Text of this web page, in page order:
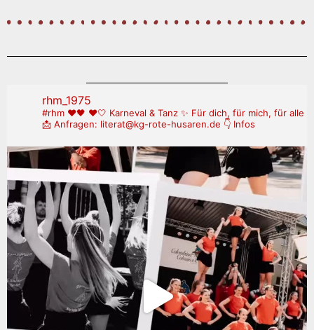
rhm_1975
#rhm ❤️🖤 ❤️🤍 Karneval & Tanz ✨ Für dich, für mich, für alle
📩 Anfragen: literat@kg-rote-husaren.de 👇 Infos